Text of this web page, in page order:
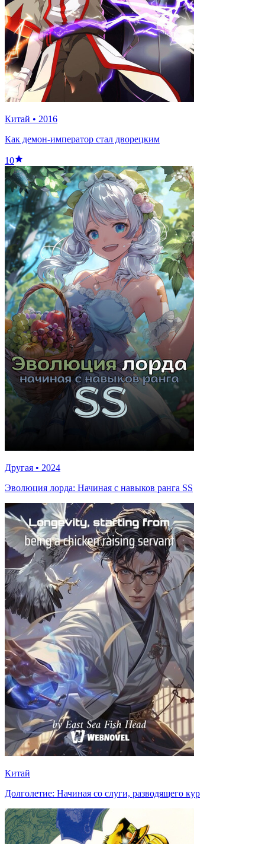
Китай • 2016
Как демон-император стал дворецким
10
Другая • 2024
Эволюция лорда: Начиная с навыков ранга SS
Китай
Долголетие: Начиная со слуги, разводящего кур